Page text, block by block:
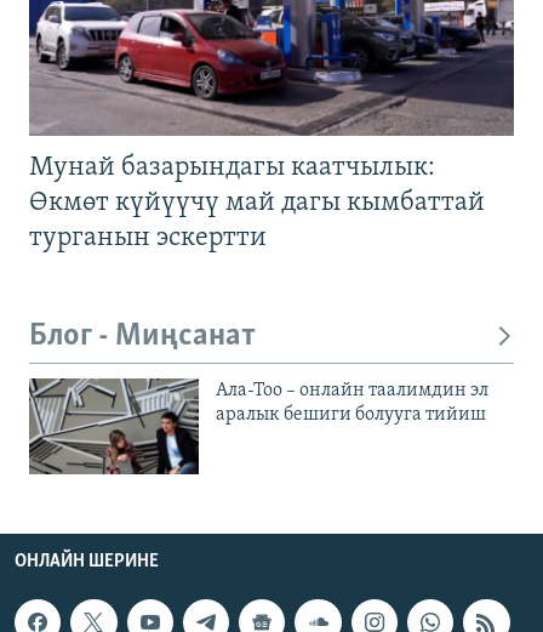
Мунай базарындагы каатчылык:
Өкмөт күйүүчү май дагы кымбаттай
турганын эскертти
Блог - Миңсанат
Ала-Тоо – онлайн таалимдин эл
аралык бешиги болууга тийиш
ОНЛАЙН ШЕРИНЕ